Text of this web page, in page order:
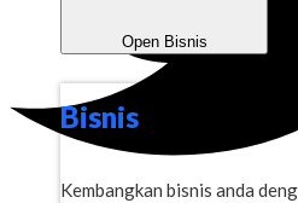
Open Bisnis
Bisnis
Kembangkan bisnis anda